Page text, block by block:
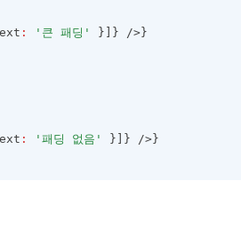
: '큰 패딩'
}]} />}
: '패딩 없음'
}]} />}